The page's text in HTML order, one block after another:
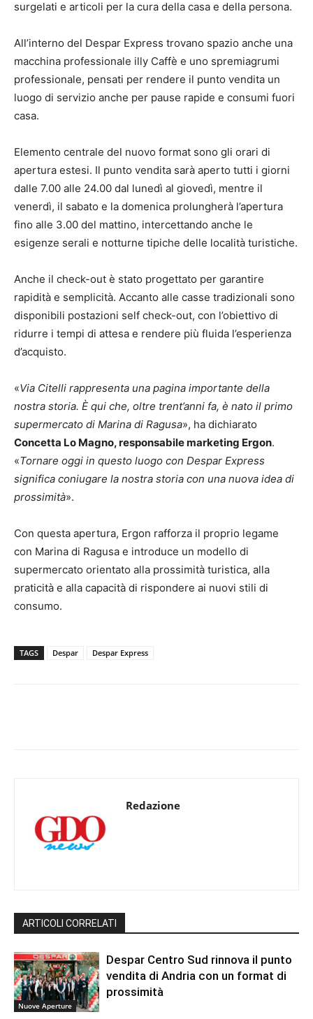
surgelati e articoli per la cura della casa e della persona.
All’interno del Despar Express trovano spazio anche una
macchina professionale illy Caffè e uno spremiagrumi
professionale, pensati per rendere il punto vendita un
luogo di servizio anche per pause rapide e consumi fuori
casa.
Elemento centrale del nuovo format sono gli orari di
apertura estesi. Il punto vendita sarà aperto tutti i giorni
dalle 7.00 alle 24.00 dal lunedì al giovedì, mentre il
venerdì, il sabato e la domenica prolungherà l’apertura
fino alle 3.00 del mattino, intercettando anche le
esigenze serali e notturne tipiche delle località turistiche.
Anche il check-out è stato progettato per garantire
rapidità e semplicità. Accanto alle casse tradizionali sono
disponibili postazioni self check-out, con l’obiettivo di
ridurre i tempi di attesa e rendere più fluida l’esperienza
d’acquisto.
«Via Citelli rappresenta una pagina importante della
nostra storia. È qui che, oltre trent’anni fa, è nato il primo
supermercato di Marina di Ragusa», ha dichiarato
Concetta Lo Magno, responsabile marketing Ergon.
«Tornare oggi in questo luogo con Despar Express
significa coniugare la nostra storia con una nuova idea di
prossimità».
Con questa apertura, Ergon rafforza il proprio legame
con Marina di Ragusa e introduce un modello di
supermercato orientato alla prossimità turistica, alla
praticità e alla capacità di rispondere ai nuovi stili di
consumo.
TAGS Despar Despar Express
Redazione
ARTICOLI CORRELATI
Nuove Aperture
Despar Centro Sud rinnova il punto
vendita di Andria con un format di
prossimità